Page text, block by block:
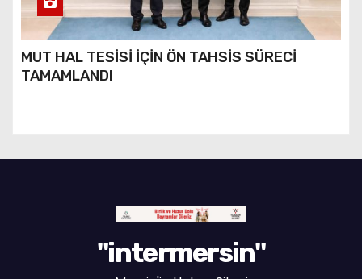
MUT HAL TESİSİ İÇİN ÖN TAHSİS SÜRECİ
TAMAMLANDI
"intermersin"